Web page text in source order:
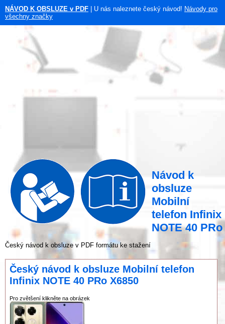
NÁVOD K OBSLUZE v PDF | U nás naleznete český návod! Návody pro
všechny značky
Návod k
obsluze
Mobilní
telefon Infinix
NOTE 40 PRo
Český návod k obsluze v PDF formátu ke stažení
Český návod k obsluze Mobilní telefon
Infinix NOTE 40 PRo X6850
Pro zvětšení klikněte na obrázek